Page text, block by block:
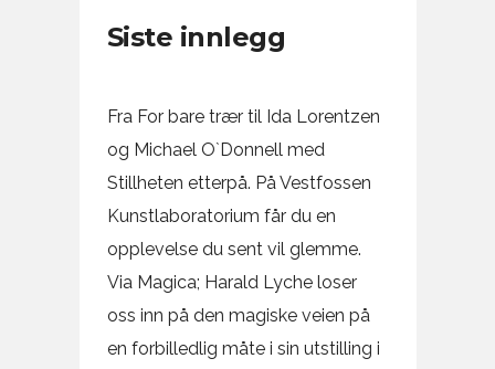
Siste innlegg
Fra For bare trær til Ida Lorentzen
og Michael O`Donnell med
Stillheten etterpå. På Vestfossen
Kunstlaboratorium får du en
opplevelse du sent vil glemme.
Via Magica; Harald Lyche loser
oss inn på den magiske veien på
en forbilledlig måte i sin utstilling i